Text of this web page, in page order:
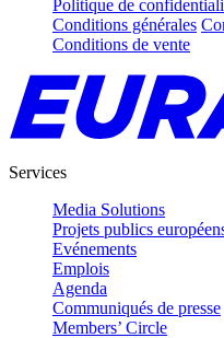
Politique de
Conditions générales
Conditions de vente
Services
Media Solutions
Projets publics
Evénements
Emplois
Agenda
Communiqués de presse
Members’ Circle